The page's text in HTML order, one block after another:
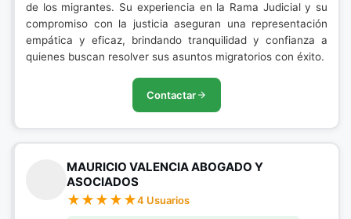
de los migrantes. Su experiencia en la Rama Judicial y su
compromiso con la justicia aseguran una representación
empática y eficaz, brindando tranquilidad y confianza a
quienes buscan resolver sus asuntos migratorios con éxito.
Contactar
MAURICIO VALENCIA ABOGADO Y
ASOCIADOS
4 Usuarios